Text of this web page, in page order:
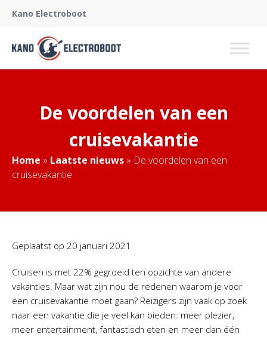
Kano Electroboot
De voordelen van een
cruisevakantie
Home » Laatste nieuws » De voordelen van een
cruisevakantie
Geplaatst op 20 januari 2021
Cruisen is met 22% gegroeid ten opzichte van andere
vakanties. Maar wat zijn nou de redenen waarom je voor
een cruisevakantie moet gaan? Reizigers zijn vaak op zoek
naar een vakantie die je veel kan bieden: meer plezier,
meer entertainment, fantastisch eten en meer dan één